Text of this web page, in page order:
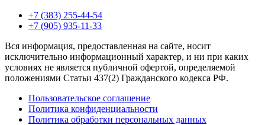
+7 (383) 255-44-54
+7 (905) 935-11-33
Вся информация, предоставленная на сайте, носит
исключительно информационный характер, и ни при каких
условиях не является публичной офертой, определяемой
положениями Статьи 437(2) Гражданского кодекса РФ.
Пользовательское соглашение
Политика конфиденциальности
Политика обработки персональных данных